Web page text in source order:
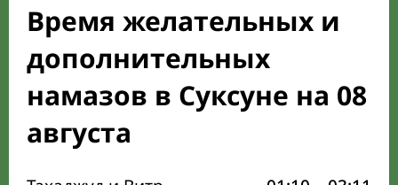
Время желательных и
дополнительных
намазов в Суксуне на 08
августа